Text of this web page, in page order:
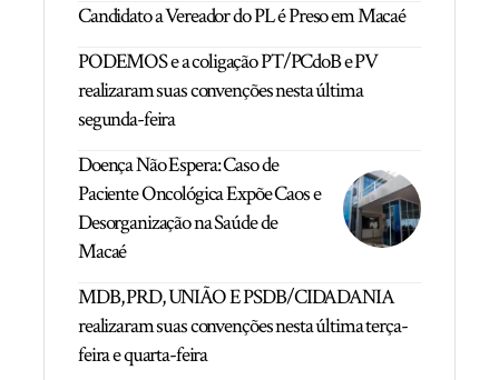
Candidato a Vereador do PL é Preso em Macaé
PODEMOS e a coligação PT/PCdoB e PV
realizaram suas convenções nesta última
segunda-feira
Doença Não Espera: Caso de
Paciente Oncológica Expõe Caos e
Desorganização na Saúde de
Macaé
MDB, PRD, UNIÃO E PSDB/CIDADANIA
realizaram suas convenções nesta última terça-
feira e quarta-feira